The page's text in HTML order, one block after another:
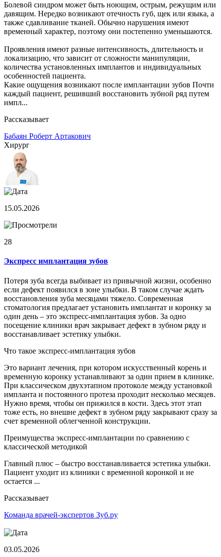
Болевой синдром может быть ноющим, острым, режущим или
давящим. Нередко возникают отечность губ, щек или языка, а
также сдавливание тканей. Обычно нарушения имеют
временный характер, поэтому они постепенно уменьшаются.
Проявления имеют разные интенсивность, длительность и
локализацию, что зависит от сложности манипуляции,
количества установленных имплантов и индивидуальных
особенностей пациента.
Какие ощущения возникают после имплантации зубов Почти
каждый пациент, решивший восстановить зубной ряд путем
импл...
Рассказывает
Бабаян Роберт Артакович
Хирург
15.05.2026
28
Экспресс имплантация зубов
Потеря зуба всегда выбивает из привычной жизни, особенно
если дефект появился в зоне улыбки. В таком случае ждать
восстановления зуба месяцами тяжело. Современная
стоматология предлагает установить имплантат и коронку за
один день – это экспресс-имплантация зубов. За одно
посещение клиники врач закрывает дефект в зубном ряду и
восстанавливает эстетику улыбки.
Что такое экспресс-имплантация зубов
Это вариант лечения, при котором искусственный корень и
временную коронку устанавливают за один прием в клинике.
При классическом двухэтапном протоколе между установкой
импланта и постоянного протеза проходит несколько месяцев.
Нужно время, чтобы он прижился в кости. Здесь этот этап
тоже есть, но внешне дефект в зубном ряду закрывают сразу за
счет временной облегченной конструкции.
Преимущества экспресс-имплантации по сравнению с
классической методикой
Главный плюс – быстро восстанавливается эстетика улыбки.
Пациент уходит из клиники с временной коронкой и не
остается ...
Рассказывает
Команда врачей-экспертов Зуб.ру
03.05.2026